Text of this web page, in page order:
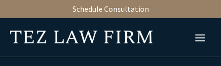
Schedule Consultation